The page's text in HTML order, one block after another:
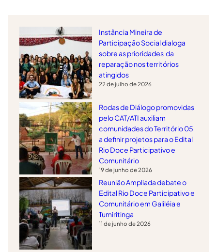
Instância Mineira de
Participação Social dialoga
sobre as prioridades da
reparação nos territórios
atingidos
22 de julho de 2026
Rodas de Diálogo promovidas
pelo CAT/ATI auxiliam
comunidades do Território 05
a definir projetos para o Edital
Rio Doce Participativo e
Comunitário
19 de junho de 2026
Reunião Ampliada debate o
Edital Rio Doce Participativo e
Comunitário em Galiléia e
Tumiritinga
11 de junho de 2026